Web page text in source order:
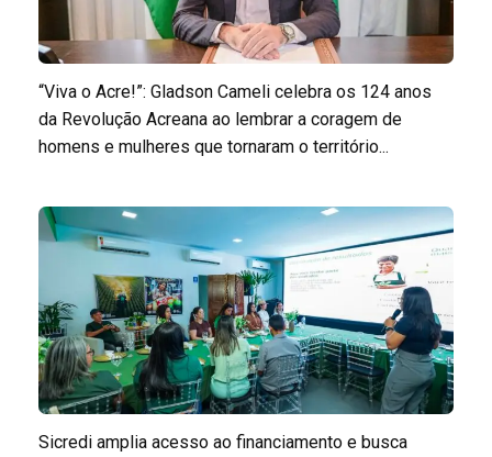
“Viva o Acre!”: Gladson Cameli celebra os 124 anos
da Revolução Acreana ao lembrar a coragem de
homens e mulheres que tornaram o território...
Sicredi amplia acesso ao financiamento e busca